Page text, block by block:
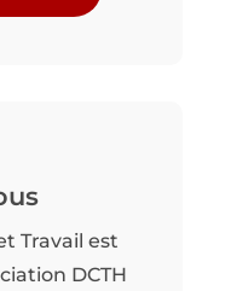
Travail est
DCTH